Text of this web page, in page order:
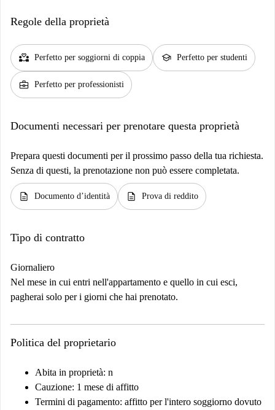
Regole della proprietà
partner_heart Perfetto per soggiorni di coppia school Perfetto per studenti
business_center Perfetto per professionisti
Documenti necessari per prenotare questa proprietà
Prepara questi documenti per il prossimo passo della tua richiesta.
Senza di questi, la prenotazione non può essere completata.
description Documento d’identità description Prova di reddito
Tipo di contratto
Giornaliero
Nel mese in cui entri nell'appartamento e quello in cui esci,
pagherai solo per i giorni che hai prenotato.
Politica del proprietario
Abita in proprietà: n
Cauzione: 1 mese di affitto
Termini di pagamento: affitto per l'intero soggiorno dovuto